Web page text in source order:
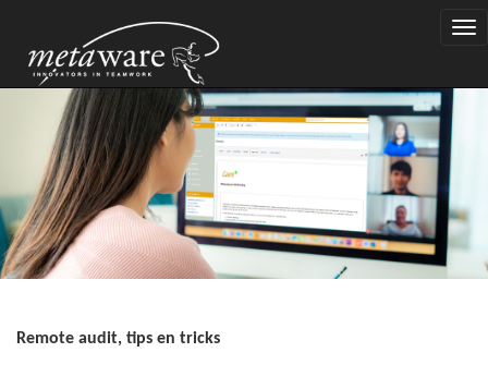
Remote audit, tips en tricks